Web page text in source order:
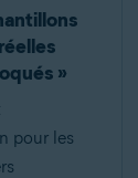
»
pour les